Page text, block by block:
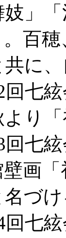
」
百
に
絃
より
絃
壁画
づ
絃